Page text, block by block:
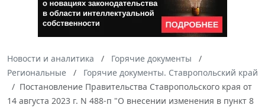
Новости и аналитика
Горячие документы
Региональные
Горячие документы. Ставропольский край
Постановление Правительства Ставропольского края от
14 августа 2023 г. N 488-п "О внесении изменения в пункт 8